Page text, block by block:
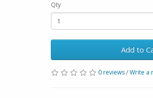
Qty
Add to
0 reviews/Write a